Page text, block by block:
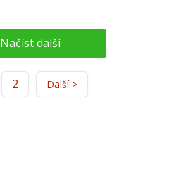
Načíst další
2 Další >